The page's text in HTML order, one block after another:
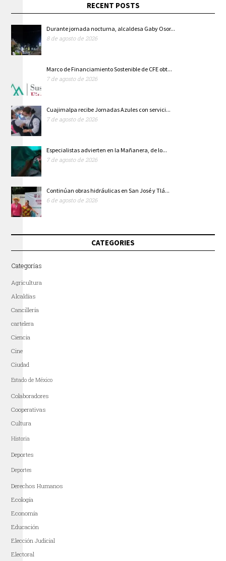
RECENT POSTS
Durante jornada nocturna, alcaldesa Gaby Osor...
8 de agosto de 2026
Marco de Financiamiento Sostenible de CFE obt...
7 de agosto de 2026
Cuajimalpa recibe Jornadas Azules con servici...
7 de agosto de 2026
Especialistas advierten en la Mañanera, de lo...
7 de agosto de 2026
Continúan obras hidráulicas en San José y Tlá...
6 de agosto de 2026
CATEGORIES
Categorías
Agricultura
Alcaldías
Cancillería
cartelera
Ciencia
Cine
Ciudad
Estado de México
Colaboradores
Cooperativas
Cultura
Historia
Deportes
Deportes
Derechos Humanos
Ecología
Economía
Educación
Elección Judicial
Electoral